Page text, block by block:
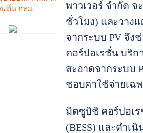
พาวเวอร์ จำกัด
ชั่วโมง) และวาง
จากระบบ PV จึง
คอร์ปอเรชั่น บริก
สะอาดจากระบบ
ชอบค่าใช้จ่ายเฉ
มิตซูบิชิ คอร์ปอเร
(BESS) และดำเ